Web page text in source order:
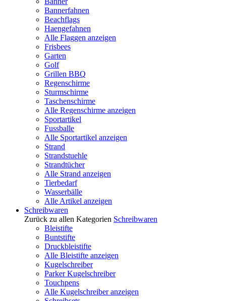
Bannerfahnen
Beachflags
Haengefahnen
Alle Flaggen anzeigen
Frisbees
Garten
Golf
Grillen BBQ
Regenschirme
Sturmschirme
Taschenschirme
Alle Regenschirme anzeigen
Sportartikel
Fussballe
Alle Sportartikel anzeigen
Strand
Strandstuehle
Strandtücher
Alle Strand anzeigen
Tierbedarf
Wasserbälle
Alle Artikel anzeigen
Schreibwaren
Zurück zu allen Kategorien Schreibwaren
Bleistifte
Buntstifte
Druckbleistifte
Alle Bleistifte anzeigen
Kugelschreiber
Parker Kugelschreiber
Touchpens
Alle Kugelschreiber anzeigen